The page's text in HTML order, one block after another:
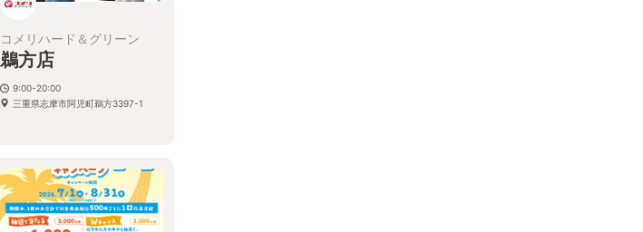
コメリハード＆グリーン
鵜方店
9:00-20:00
三重県志摩市阿児町鵜方3397-1